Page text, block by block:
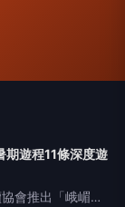
遊程11條深度遊
會推出「峨嵋茶